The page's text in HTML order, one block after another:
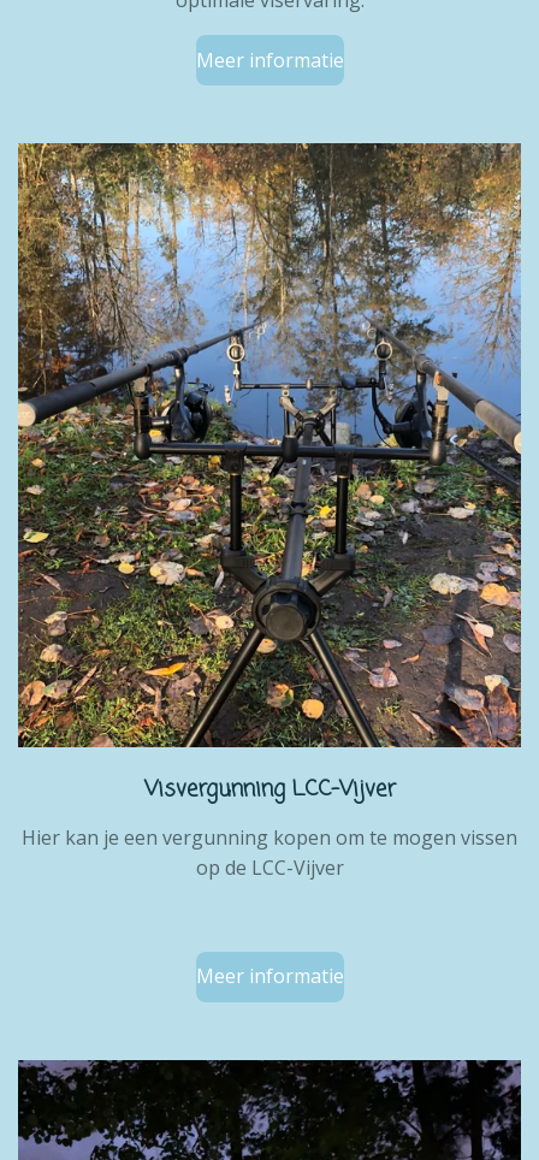
Meer informatie
Visvergunning LCC-Vijver
Hier kan je een vergunning kopen om te mogen vissen
op de LCC-Vijver
Meer informatie